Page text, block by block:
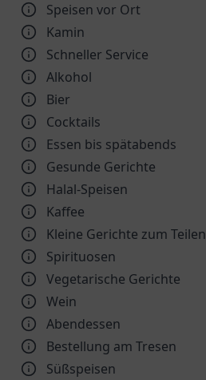
Speisen vor Ort
Kamin
Schneller Service
Alkohol
Bier
Cocktails
Essen bis spätabends
Gesunde Gerichte
Halal-Speisen
Kaffee
Kleine Gerichte zum Teilen
Spirituosen
Vegetarische Gerichte
Wein
Abendessen
Bestellung am Tresen
Süßspeisen